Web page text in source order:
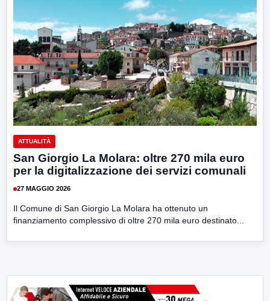
ATTUALITÀ
San Giorgio La Molara: oltre 270 mila euro
per la digitalizzazione dei servizi comunali
27 MAGGIO 2026
Il Comune di San Giorgio La Molara ha ottenuto un
finanziamento complessivo di oltre 270 mila euro destinato...